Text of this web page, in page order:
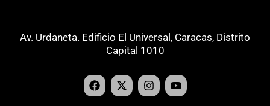
Av. Urdaneta. Edificio El Universal, Caracas, Distrito
Capital 1010